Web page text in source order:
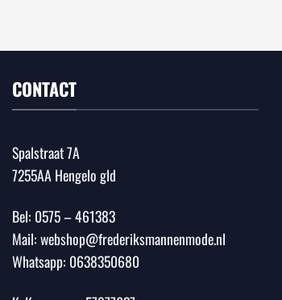
CONTACT
Spalstraat 7A
7255AA Hengelo gld
Bel: 0575 – 461383
Mail:webshop@frederiksmannenmode.nl
Whatsapp: 0638350680